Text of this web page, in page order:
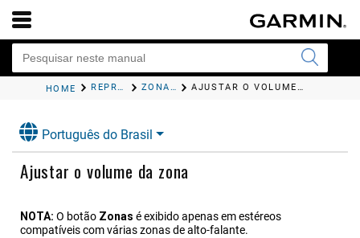
HOME REPRODUTOR DE MÍDIA ZONAS E GRUPOS ESTÉREOS AJUSTAR O VOLUME DA ZONA
Português do Brasil
Ajustar o volume da zona
NOTA: O botão Zonas é exibido apenas em estéreos
compatíveis com várias zonas de alto-falante.